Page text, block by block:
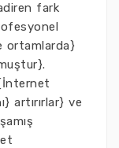
fark
ortamlarda}
artırırlar} ve